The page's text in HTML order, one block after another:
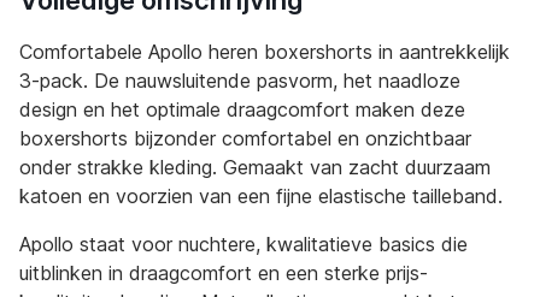
Comfortabele Apollo heren boxershorts in aantrekkelijk
3-pack. De nauwsluitende pasvorm, het naadloze
design en het optimale draagcomfort maken deze
boxershorts bijzonder comfortabel en onzichtbaar
onder strakke kleding. Gemaakt van zacht duurzaam
katoen en voorzien van een fijne elastische tailleband.
Apollo staat voor nuchtere, kwalitatieve basics die
uitblinken in draagcomfort en een sterke prijs-